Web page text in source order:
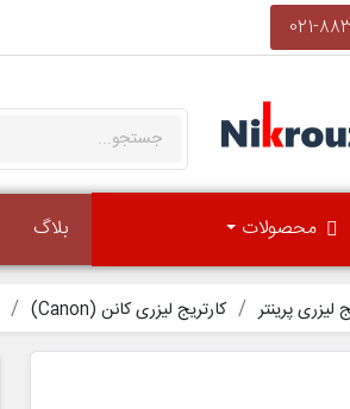
021-
محصولات بلاگ
لیزری پرینتر کارتریج لیزری کانن (Canon)